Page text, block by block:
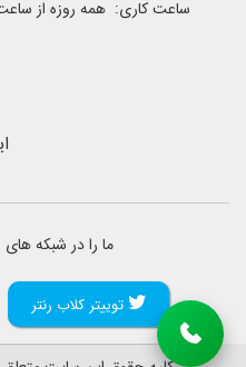
ساعت کاری: همه روزه از ساعت 9:00 الی
ما را در شبکه های
توییتر کلاب رنتر